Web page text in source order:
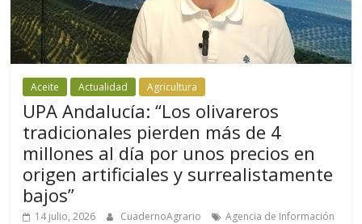
Aceite Actualidad Agricultura
UPA Andalucía: “Los olivareros
tradicionales pierden más de 4
millones al día por unos precios en
origen artificiales y surrealistamente
bajos”
14 julio, 2026 CuadernoAgrario
Agencia de Información